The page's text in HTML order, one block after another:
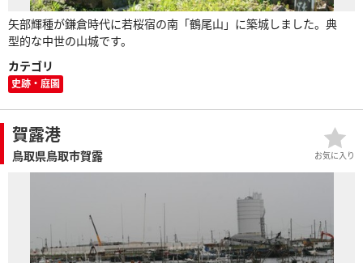
矢部輝種が鎌倉時代に若桜宿の南「鶴尾山」に築城しました。典
型的な中世の山城です。
カテゴリ
史跡・庭園
賀露港
鳥取県鳥取市賀露 お気に入り